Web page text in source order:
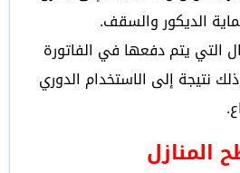
الديكور والسقف.
التي يتم دفعها في الفاتورة
نتيجة إلى الاستخدام الدوري
المنازل